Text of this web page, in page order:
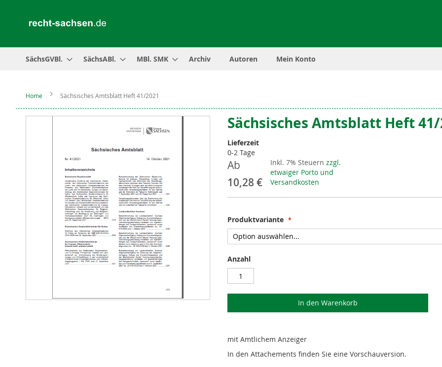
SächsGVBl. SächsABl. MBl. SMK Archiv Autoren Mein Konto
Home Sächsisches Amtsblatt Heft 41/2021
Sächsisches Amtsblatt Heft 41/
Lieferzeit
0-2 Tage
Ab
10,28 €
Inkl. 7% Steuern zzgl.
etwaiger Porto und
Versandkosten
Produktvariante
Anzahl
In den Warenkorb
mit Amtlichem Anzeiger
In den Attachements finden Sie eine Vorschauversion.